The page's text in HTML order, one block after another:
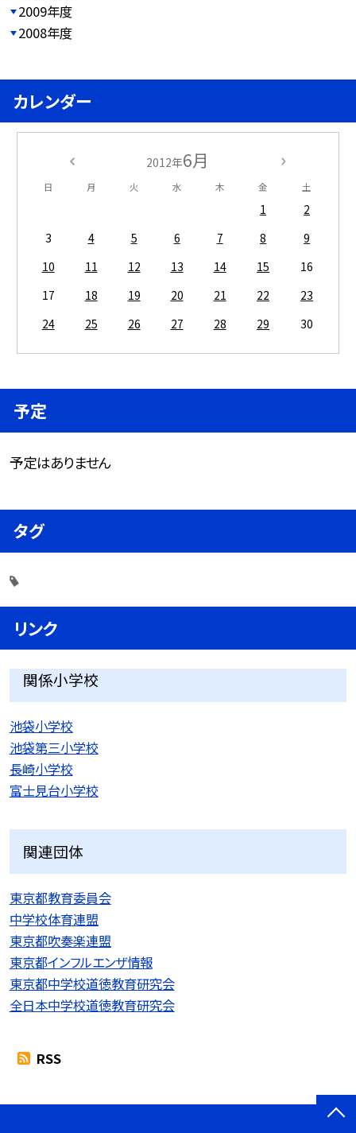
2009年度
2008年度
カレンダー
2012年6月
日 月 火 水 木 金 土
1
2
3
4 5 6 7 8
9
10
11 12 13 14 15
16
17
18 19 20 21 22
23
24
25 26 27 28 29 30
予定
予定はありません
タグ
リンク
関係小学校
池袋小学校
池袋第三小学校
長崎小学校
富士見台小学校
関連団体
東京都教育委員会
中学校体育連盟
東京都吹奏楽連盟
東京都インフルエンザ情報
東京都中学校道徳教育研究会
全日本中学校道徳教育研究会
RSS